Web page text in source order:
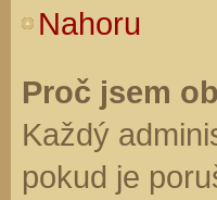
Nahoru
Proč jsem
Každý
pokud je